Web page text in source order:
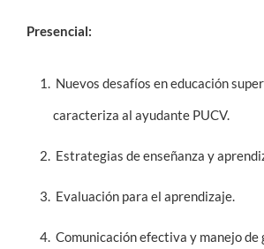
Presencial:
Nuevos desafíos en educación
caracteriza al ayudante PUCV.
Estrategias de enseñanza y
Evaluación para el aprendizaje.
Comunicación efectiva y manejo de